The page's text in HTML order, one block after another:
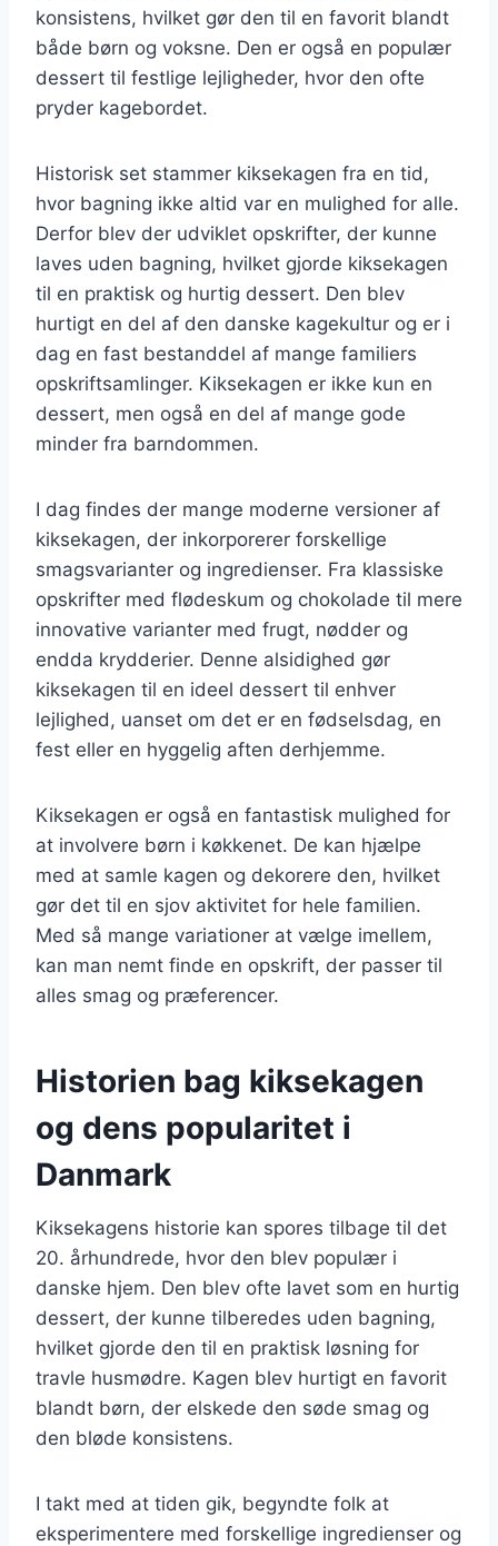
konsistens, hvilket gør den til en favorit blandt
både børn og voksne. Den er også en populær
dessert til festlige lejligheder, hvor den ofte
pryder kagebordet.
Historisk set stammer kiksekagen fra en tid,
hvor bagning ikke altid var en mulighed for alle.
Derfor blev der udviklet opskrifter, der kunne
laves uden bagning, hvilket gjorde kiksekagen
til en praktisk og hurtig dessert. Den blev
hurtigt en del af den danske kagekultur og er i
dag en fast bestanddel af mange familiers
opskriftsamlinger. Kiksekagen er ikke kun en
dessert, men også en del af mange gode
minder fra barndommen.
I dag findes der mange moderne versioner af
kiksekagen, der inkorporerer forskellige
smagsvarianter og ingredienser. Fra klassiske
opskrifter med flødeskum og chokolade til mere
innovative varianter med frugt, nødder og
endda krydderier. Denne alsidighed gør
kiksekagen til en ideel dessert til enhver
lejlighed, uanset om det er en fødselsdag, en
fest eller en hyggelig aften derhjemme.
Kiksekagen er også en fantastisk mulighed for
at involvere børn i køkkenet. De kan hjælpe
med at samle kagen og dekorere den, hvilket
gør det til en sjov aktivitet for hele familien.
Med så mange variationer at vælge imellem,
kan man nemt finde en opskrift, der passer til
alles smag og præferencer.
Historien bag kiksekagen
og dens popularitet i
Danmark
Kiksekagens historie kan spores tilbage til det
20. århundrede, hvor den blev populær i
danske hjem. Den blev ofte lavet som en hurtig
dessert, der kunne tilberedes uden bagning,
hvilket gjorde den til en praktisk løsning for
travle husmødre. Kagen blev hurtigt en favorit
blandt børn, der elskede den søde smag og
den bløde konsistens.
I takt med at tiden gik, begyndte folk at
eksperimentere med forskellige ingredienser og